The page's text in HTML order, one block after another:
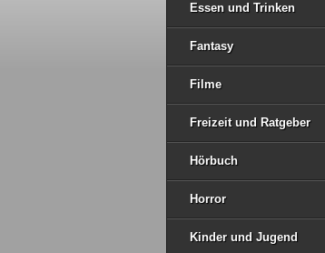
Essen und Trinken
Fantasy
Filme
Freizeit und Ratgeber
Hörbuch
Horror
Kinder und Jugend